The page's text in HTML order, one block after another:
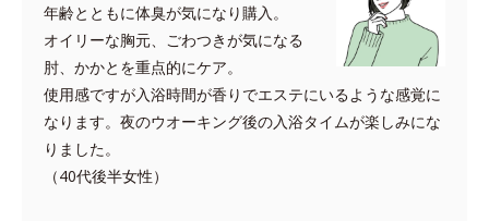
年齢とともに体臭が気になり購入。
オイリーな胸元、ごわつきが気になる
肘、かかとを重点的にケア。
使用感ですが入浴時間が香りでエステにいるような感覚に
なります。夜のウオーキング後の入浴タイムが楽しみにな
りました。
（40代後半女性）